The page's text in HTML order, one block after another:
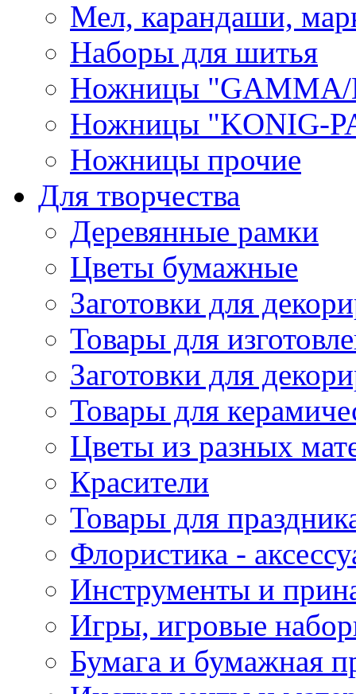
Мел, карандаши,
Наборы для шитья
Ножницы "GAMMA/
Ножницы "KONIG-
Ножницы прочие
Для творчества
Деревянные рамки
Цветы бумажные
Заготовки для
Товары для
Заготовки для
Товары для
Цветы из разных
Красители
Товары для
Флористика -
Инструменты и
Игры, игровые
Бумага и бумажная